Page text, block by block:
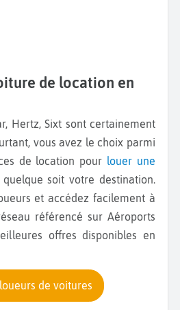
de location en
vous avez le choix parmi
de location pour
louer une
soit votre destination.
et accédez facilement à
référencé sur Aéroports
offres disponibles en
loueurs de voitures